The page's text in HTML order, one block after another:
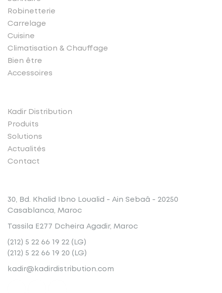
Robinetterie
Carrelage
Cuisine
Climatisation & Chauffage
Bien être
Accessoires
Kadir Distribution
Produits
Solutions
Actualités
Contact
30, Bd. Khalid Ibno Loualid - Ain Sebaâ - 20250
Casablanca, Maroc
Tassila E277 Dcheira Agadir, Maroc
(212) 5 22 66 19 22 (LG)
(212) 5 22 66 19 20 (LG)
kadir@kadirdistribution.com